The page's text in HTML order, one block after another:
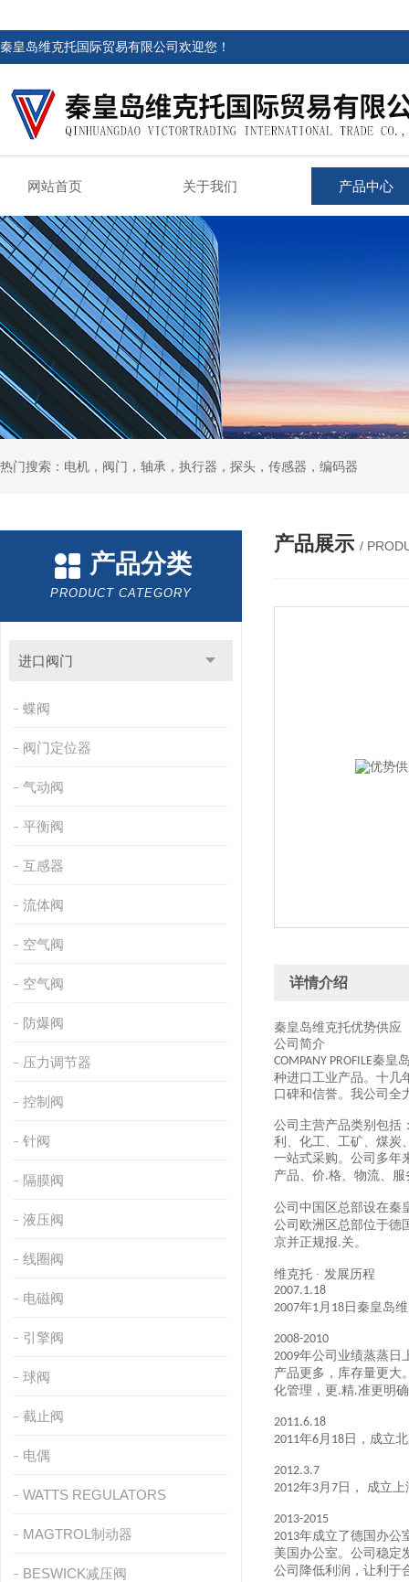
秦皇岛维克托国际贸易有限公司欢迎您！
网站首页 关于我们 产品中心
热门搜索：电机，阀门，轴承，执行器，探头，传感器，编码器
产品分类
PRODUCT CATEGORY
进口阀门
蝶阀
阀门定位器
气动阀
平衡阀
互感器
流体阀
空气阀
空气阀
防爆阀
压力调节器
控制阀
针阀
隔膜阀
液压阀
线圈阀
电磁阀
引擎阀
球阀
截止阀
电偶
WATTS REGULATORS
MAGTROL制动器
BESWICK减压阀
产品展示 /
详情介绍
秦皇岛维克托优势供应
公司简介
COMPANY PROFILE秦皇
种进口工业产品。十几
口碑和信誉。我公司全
公司主营产品类别包括
利、化工、工矿、煤炭
一站式采购。公司多年
产品、价.格、物流、服
公司中国区总部设在秦
公司欧洲区总部位于德
京并正规报.关。
维克托 · 发展历程
2007.1.18
2007年1月 18 日秦皇岛
2008-2010
2009年公司业绩蒸蒸日
产品更多，库存量更大
化管理，更.精.准更明
2011.6.18
2011年6月 18 日，成立
2012.3.7
2012年3月 7 日， 成立
2013-2015
2013年成立了德国办公
美国办公室。公司稳定
公司降低利润，让利于